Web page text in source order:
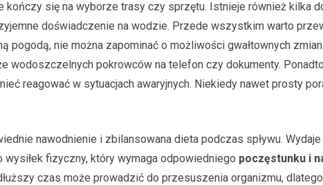
kończy się na wyborze trasy czy sprzętu. Istnieje również kilka
doświadczenie na wodzie. Przede wszystkim warto
pogodą, nie można zapominać o możliwości gwałtownych
wodoszczelnych pokrowców na telefon czy dokumenty.
reagować w sytuacjach awaryjnych. Niekiedy nawet prosty
nawodnienie i zbilansowana dieta podczas spływu.
wysiłek fizyczny, który wymaga odpowiedniego poczęstunku i
czas może prowadzić do przesuszenia organizmu,